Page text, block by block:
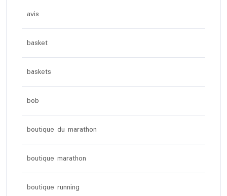
avis
basket
baskets
bob
boutique du marathon
boutique marathon
boutique running